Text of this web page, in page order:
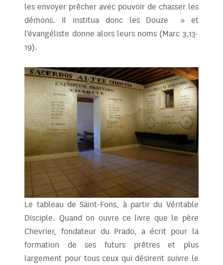
les envoyer prêcher avec pouvoir de chasser les
démons. Il institua donc les Douze » et
l’évangéliste donne alors leurs noms (Marc 3,13-
19).
Le tableau de Saint-Fons, à partir du Véritable
Disciple. Quand on ouvre ce livre que le père
Chevrier, fondateur du Prado, a écrit pour la
formation de ses futurs prêtres et plus
largement pour tous ceux qui désirent suivre le